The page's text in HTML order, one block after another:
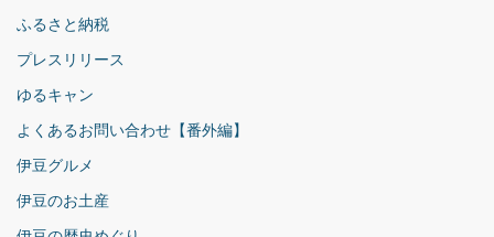
ふるさと納税
プレスリリース
ゆるキャン
よくあるお問い合わせ【番外編】
伊豆グルメ
伊豆のお土産